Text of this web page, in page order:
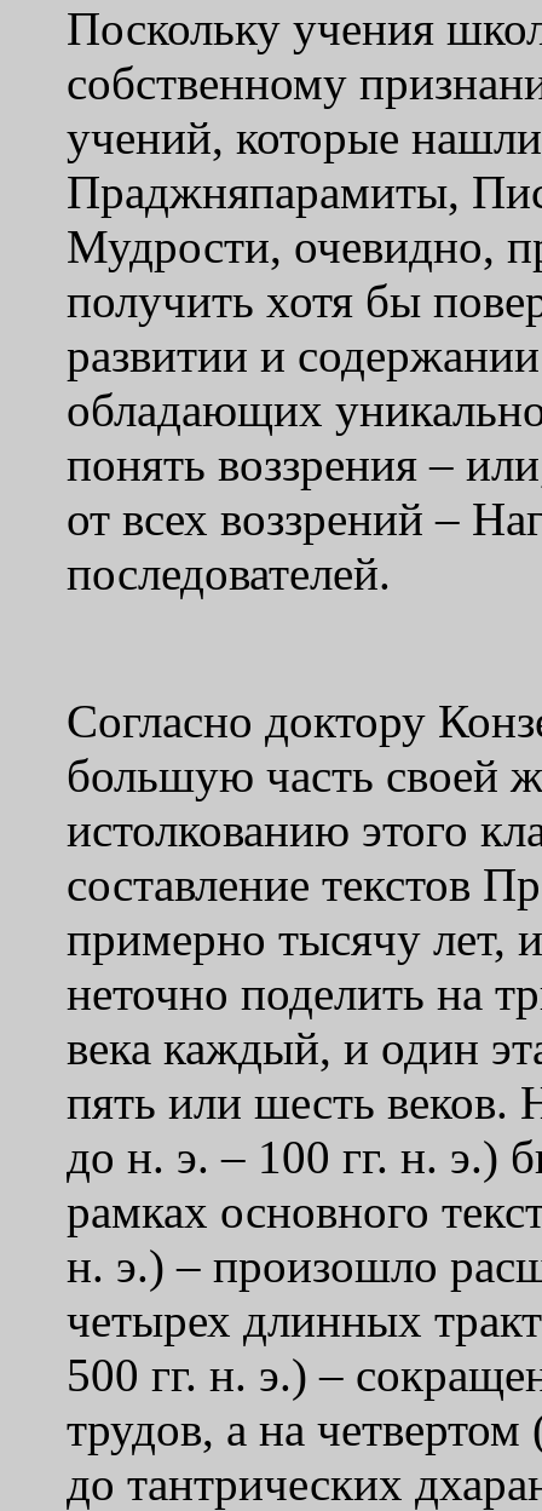
Поскольку учения
собственному
учений, которые
Праджняпарамиты,
Мудрости, очевидно,
получить хотя бы
развитии и
обладающих
понять воззрения –
от всех воззрений –
последователей.
Согласно доктору
большую часть своей
истолкованию этого
составление текстов
примерно тысячу лет,
неточно поделить на
века каждый, и один
пять или шесть веков.
до н. э. – 100 гг. н. э.)
рамках основного
н. э.) – произошло
четырех длинных
500 гг. н. э.) –
трудов, а на
до тантрических